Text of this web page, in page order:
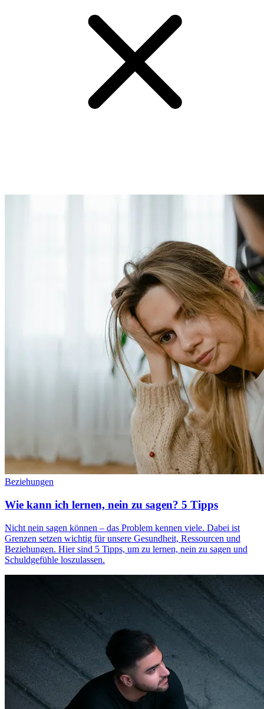
Beziehungen
Wie kann ich lernen, nein zu sagen? 5 Tipps
Nicht nein sagen können – das Problem kennen viele. Dabei ist
Grenzen setzen wichtig für unsere Gesundheit, Ressourcen und
Beziehungen. Hier sind 5 Tipps, um zu lernen, nein zu sagen und
Schuldgefühle loszulassen.